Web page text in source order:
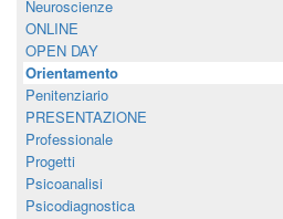
Neuroscienze
ONLINE
OPEN DAY
Orientamento
Penitenziario
PRESENTAZIONE
Professionale
Progetti
Psicoanalisi
Psicodiagnostica